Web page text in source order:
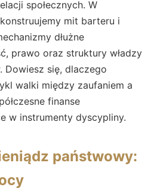
społecznych. W
mit barteru i
dłużne
prawo oraz struktury władzy
Dowiesz się, dlaczego
walki między zaufaniem a
finanse
w instrumenty dyscypliny.
państwowy: